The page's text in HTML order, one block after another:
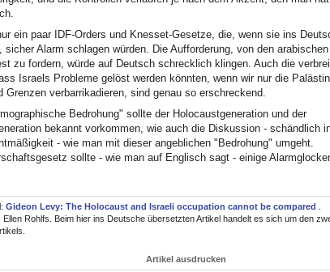
ein paar IDF-Orders und Knesset-Gesetze, die, wenn sie ins
sicher Alarm schlagen würden. Die Aufforderung, von den
zu fordern, würde auf Deutsch schrecklich klingen. Auch die
Israels Probleme gelöst werden könnten, wenn wir nur die
Grenzen verbarrikadieren, sind genau so erschreckend.
Bedrohung" sollte der Holocaustgeneration und der
bekannt vorkommen, wie auch die Diskussion - schändlich
- wie man mit dieser angeblichen "Bedrohung" umgeht.
sollte - wie man auf Englisch sagt - einige
Gideon Levy: The Holocaust and Israeli occupation cannot be compared
Rohlfs. Beim hier ins Deutsche übersetzten Artikel handelt es sich um den
Artikel ausdrucken